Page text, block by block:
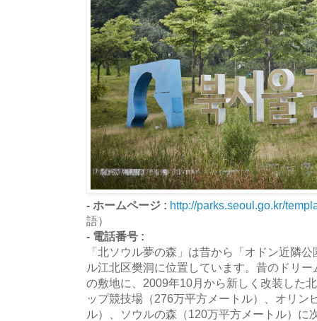
- ホームページ : http://parks.seoul.go.kr/
語）
- 電話番号 :
「北ソウル夢の森」は昔から「オドン近隣
ル江北区樊洞に位置しています。昔のドリ
の敷地に、2009年10月から新しく改装した
ップ競技場（276万平方メートル）、オリン
ル）、ソウルの森（120万平方メートル）に